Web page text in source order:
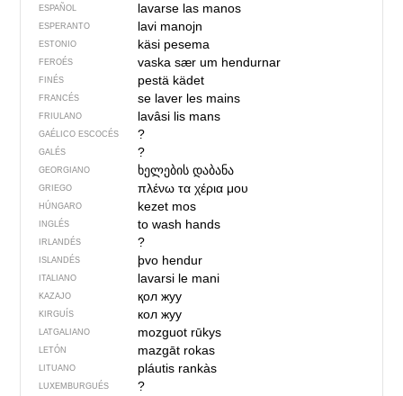
ESPAÑOL lavarse las manos
ESPERANTO lavi manojn
ESTONIO käsi pesema
FEROÉS vaska sær um hendurnar
FINÉS pestä kädet
FRANCÉS se laver les mains
FRIULANO lavâsi lis mans
GAÉLICO ESCOCÉS ?
GALÉS ?
GEORGIANO ხელების დაბანა
GRIEGO πλένω τα χέρια μου
HÚNGARO kezet mos
INGLÉS to wash hands
IRLANDÉS ?
ISLANDÉS þvo hendur
ITALIANO lavarsi le mani
KAZAJO қол жуу
KIRGUÍS кол жуу
LATGALIANO mozguot rūkys
LETÓN mazgāt rokas
LITUANO pláutis rankàs
LUXEMBURGUÉS ?